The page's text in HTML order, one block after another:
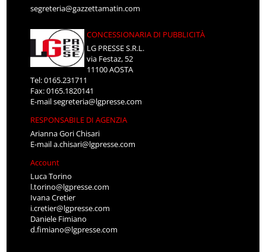
segreteria@gazzettamatin.com
CONCESSIONARIA DI PUBBLICITÀ
LG PRESSE S.R.L.
via Festaz, 52
11100 AOSTA
Tel: 0165.231711
Fax: 0165.1820141
E-mailsegreteria@lgpresse.com
RESPONSABILE DI AGENZIA
Arianna Gori Chisari
E-maila.chisari@lgpresse.com
Account
Luca Torino
l.torino@lgpresse.com
Ivana Cretier
i.cretier@lgpresse.com
Daniele Fimiano
d.fimiano@lgpresse.com